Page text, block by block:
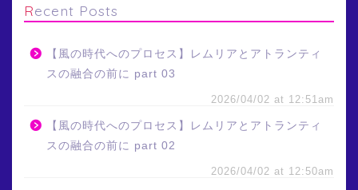
Recent Posts
【風の時代へのプロセス】レムリアとアトランティ
スの融合の前に part 03
2026/04/02 at 12:51am
【風の時代へのプロセス】レムリアとアトランティ
スの融合の前に part 02
2026/04/02 at 12:50am